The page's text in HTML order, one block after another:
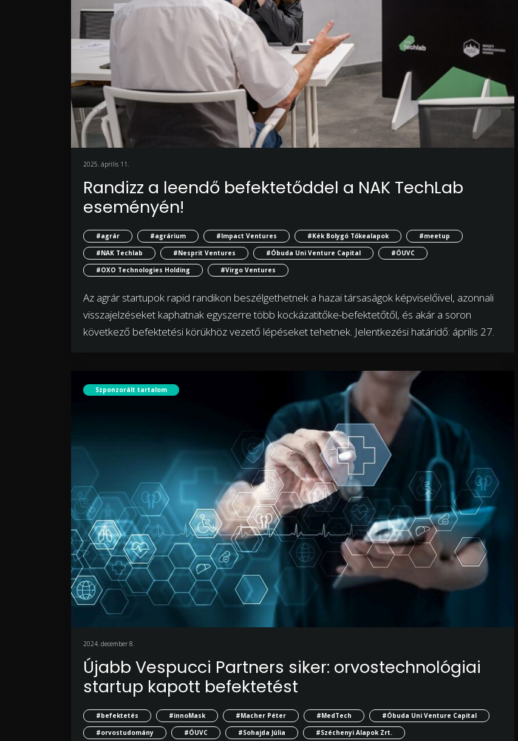
2025. április 11.
Randizz a leendő befektetőddel a NAK TechLab
eseményén!
#agrár #agrárium #Impact Ventures #Kék Bolygó Tőkealapok
#meetup
#NAK Techlab
#Nesprit Ventures #Óbuda Uni Venture Capital
#ÓUVC
#OXO Technologies Holding
#Virgo Ventures
Az agrár startupok rapid randikon beszélgethetnek a hazai társaságok képviselőivel, azonnali
visszajelzéseket kaphatnak egyszerre több kockázatitőke-befektetőtől, és akár a soron
következő befektetési körükhöz vezető lépéseket tehetnek. Jelentkezési határidő: április 27.
Szponzorált tartalom
2024. december 8.
Újabb Vespucci Partners siker: orvostechnológiai
startup kapott befektetést
#befektetés #innoMask #Macher Péter #MedTech
#Óbuda Uni Venture Capital
#orvostudomány
#ÓUVC #Sohajda Júlia
#Széchenyi Alapok Zrt.